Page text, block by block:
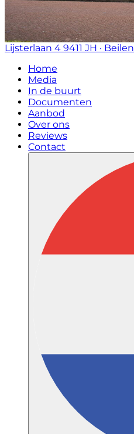
Lijsterlaan 4 9411 JH · Beilen
Home
Media
In de buurt
Documenten
Aanbod
Over ons
Reviews
Contact